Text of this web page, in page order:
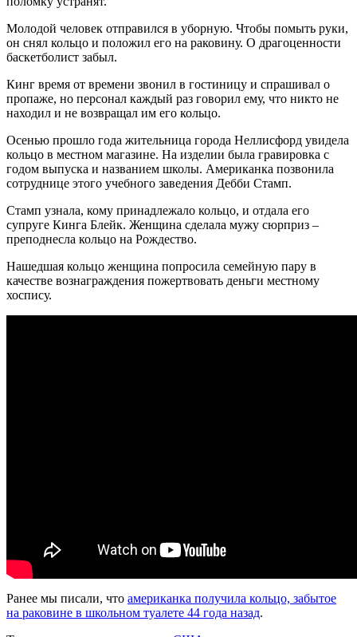
Молодой человек отправился в уборную. Чтобы помыть руки,
он снял кольцо и положил его на раковину. О драгоценности
баскетболист забыл.
Кинг время от времени звонил в гостиницу и спрашивал о
пропаже, но персонал каждый раз говорил ему, что никто не
находил и не возвращал им его кольцо.
Осенью прошло года жительница города Неллисфорд увидела
кольцо в местном магазине. На изделии была гравировка с
годом выпуска и названием школы. Американка позвонила
сотруднице этого учебного заведения Дебби Стамп.
Стамп узнала, кому принадлежало кольцо, и отдала его
супруге Кинга Блейк. Женщина сделала мужу сюрприз –
преподнесла кольцо на Рождество.
Нашедшая кольцо женщина попросила семейную пару в
качестве вознаграждения пожертвовать деньги местному
хоспису.
Ранее мы писали, что американка получила кольцо, забытое
на раковине в школьном туалете 44 года назад.